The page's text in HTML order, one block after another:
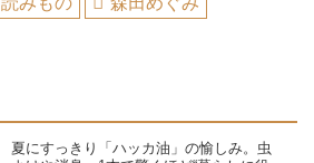
夏にすっきり「ハッカ油」の愉しみ。虫